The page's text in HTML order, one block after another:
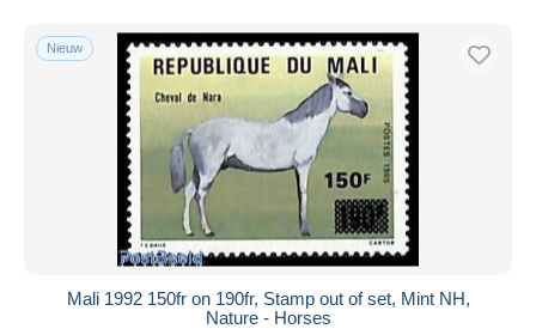
Nieuw
Mali 1992 150fr on 190fr, Stamp out of set, Mint NH,
Nature - Horses